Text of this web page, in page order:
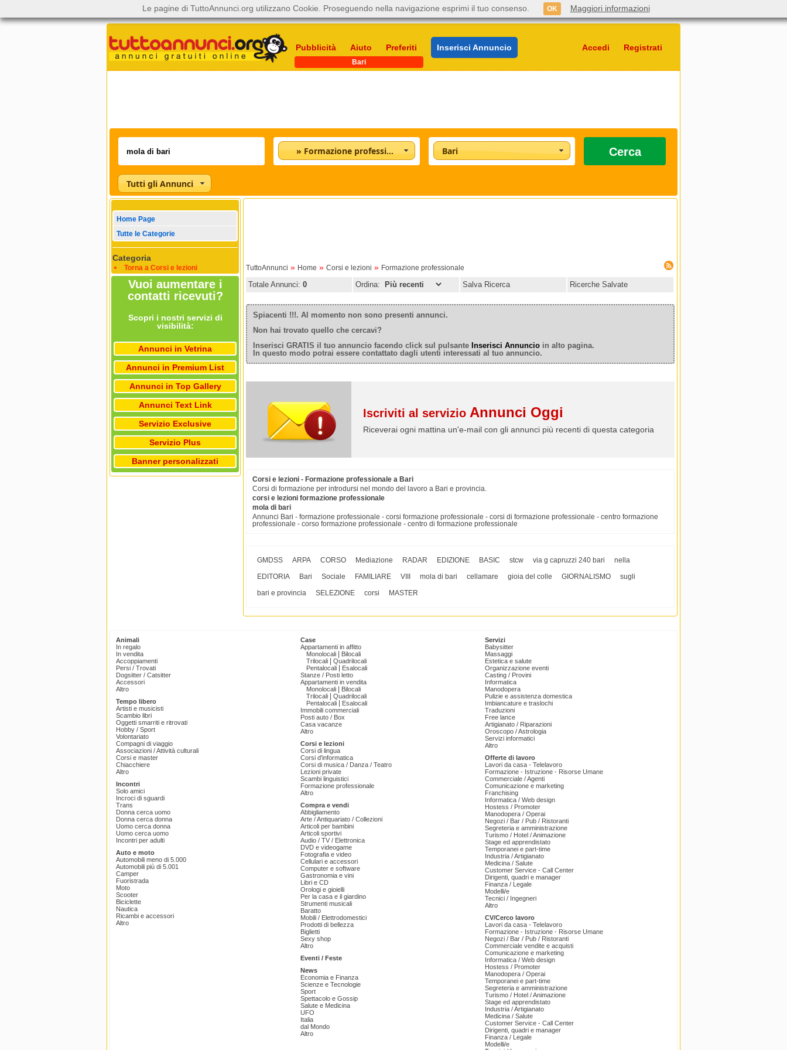
Pubblicità Aiuto Preferiti Inserisci Annuncio Accedi Registrati
Bari
» Formazione professionale Bari Cerca
Tutti gli Annunci
Home Page
Tutte le Categorie
Categoria
Torna a Corsi e lezioni
Vuoi aumentare i
contatti ricevuti?
Scopri i nostri servizi di
visibilità:
Annunci in Vetrina
Annunci in Premium List
Annunci in Top Gallery
Annunci Text Link
Servizio Exclusive
Servizio Plus
Banner personalizzati
TuttoAnnunci » Home » Corsi e lezioni » Formazione professionale
Totale Annunci: 0 Ordina: Salva Ricerca Ricerche Salvate
Spiacenti !!!. Al momento non sono presenti annunci.
Non hai trovato quello che cercavi?
Inserisci GRATIS il tuo annuncio facendo click sul pulsante Inserisci Annuncio in alto pagina.
In questo modo potrai essere contattato dagli utenti interessati al tuo annuncio.
Iscriviti al servizio Annunci Oggi
Riceverai ogni mattina un'e-mail con gli annunci più recenti di questa categoria
Corsi e lezioni - Formazione professionale a Bari
Corsi di formazione per introdursi nel mondo del lavoro a Bari e provincia.
corsi e lezioni formazione professionale
mola di bari
Annunci Bari - formazione professionale - corsi formazione professionale - corsi di formazione professionale - centro formazione
professionale - corso formazione professionale - centro di formazione professionale
GMDSS ARPA CORSO Mediazione RADAR EDIZIONE BASIC stcw via g capruzzi 240 bari
nella
EDITORIA
Bari Sociale FAMILIARE VIII mola di bari cellamare gioia del colle GIORNALISMO
sugli
bari e provincia
SELEZIONE corsi MASTER
Animali
In regalo
In vendita
Accoppiamenti
Persi / Trovati
Dogsitter / Catsitter
Accessori
Altro
Tempo libero
Artisti e musicisti
Scambio libri
Oggetti smarriti e ritrovati
Hobby / Sport
Volontariato
Compagni di viaggio
Associazioni / Attività culturali
Corsi e master
Chiacchiere
Altro
Incontri
Solo amici
Incroci di sguardi
Trans
Donna cerca uomo
Donna cerca donna
Uomo cerca donna
Uomo cerca uomo
Incontri per adulti
Auto e moto
Automobili meno di 5.000
Automobili più di 5.001
Camper
Fuoristrada
Moto
Scooter
Biciclette
Nautica
Ricambi e accessori
Altro
Case
Appartamenti in affitto
Monolocali
Bilocali
Trilocali
Quadrilocali
Pentalocali
Esalocali
Stanze / Posti letto
Appartamenti in vendita
Monolocali
Bilocali
Trilocali
Quadrilocali
Pentalocali
Esalocali
Immobili commerciali
Posti auto / Box
Casa vacanze
Altro
Corsi e lezioni
Corsi di lingua
Corsi d'informatica
Corsi di musica / Danza / Teatro
Lezioni private
Scambi linguistici
Formazione professionale
Altro
Compra e vendi
Abbigliamento
Arte / Antiquariato / Collezioni
Articoli per bambini
Articoli sportivi
Audio / TV / Elettronica
DVD e videogame
Fotografia e video
Cellulari e accessori
Computer e software
Gastronomia e vini
Libri e CD
Orologi e gioielli
Per la casa e il giardino
Strumenti musicali
Baratto
Mobili / Elettrodomestici
Prodotti di bellezza
Biglietti
Sexy shop
Altro
Eventi / Feste
News
Economia e Finanza
Scienze e Tecnologie
Sport
Spettacolo e Gossip
Salute e Medicina
UFO
Italia
dal Mondo
Altro
Servizi
Babysitter
Massaggi
Estetica e salute
Organizzazione eventi
Casting / Provini
Informatica
Manodopera
Pulizie e assistenza domestica
Imbiancature e traslochi
Traduzioni
Free lance
Artigianato / Riparazioni
Oroscopo / Astrologia
Servizi informatici
Altro
Offerte di lavoro
Lavori da casa - Telelavoro
Formazione - Istruzione - Risorse Umane
Commerciale / Agenti
Comunicazione e marketing
Franchising
Informatica / Web design
Hostess / Promoter
Manodopera / Operai
Negozi / Bar / Pub / Ristoranti
Segreteria e amministrazione
Turismo / Hotel / Animazione
Stage ed apprendistato
Temporanei e part-time
Industria / Artigianato
Medicina / Salute
Customer Service - Call Center
Dirigenti, quadri e manager
Finanza / Legale
Modelli/e
Tecnici / Ingegneri
Altro
CV/Cerco lavoro
Lavori da casa - Telelavoro
Formazione - Istruzione - Risorse Umane
Negozi / Bar / Pub / Ristoranti
Commerciale vendite e acquisti
Comunicazione e marketing
Informatica / Web design
Hostess / Promoter
Manodopera / Operai
Temporanei e part-time
Segreteria e amministrazione
Turismo / Hotel / Animazione
Stage ed apprendistato
Industria / Artigianato
Medicina / Salute
Customer Service - Call Center
Dirigenti, quadri e manager
Finanza / Legale
Modelli/e
Le pagine di TuttoAnnunci.org utilizzano Cookie. Proseguendo nella navigazione esprimi il tuo consenso. OK Maggiori informazioni